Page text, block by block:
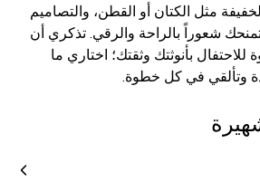
مثل الكتان أو القطن، والتصاميم
تمنحك شعوراً بالراحة والرقي. تذكري أن
بأنوثتك وثقتك؛ اختاري ما
وتألقي في كل خطوة.